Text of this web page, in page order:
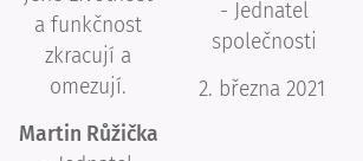
a funkčnost
zkracují a
omezují.
Martin Růžička
- Jednatel
společnosti
2. března 2021